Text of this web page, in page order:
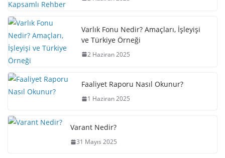
Varlık Fonu Nedir? Amaçları, İşleyişi
ve Türkiye Örneği
2 Haziran 2025
Faaliyet Raporu Nasıl Okunur?
1 Haziran 2025
Varant Nedir?
31 Mayıs 2025